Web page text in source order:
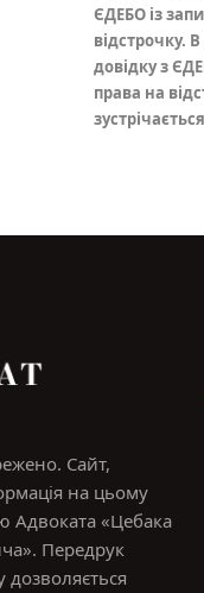
ЄДЕБО із
відстрочку.
довідку з
права на
Сайт,
на цьому
Адвоката «Цебака
Передрук
дозволяється